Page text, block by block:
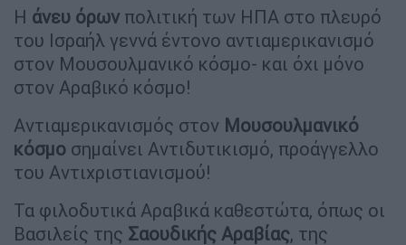
Η άνευ όρων πολιτική των ΗΠΑ στο πλευρό
του Ισραήλ γεννά έντονο αντιαμερικανισμό
στον Μουσουλμανικό κόσμο- και όχι μόνο
στον Αραβικό κόσμο!
Αντιαμερικανισμός στον Μουσουλμανικό
κόσμο σημαίνει Αντιδυτικισμό, προάγγελλο
του Αντιχριστιανισμού!
Τα φιλοδυτικά Αραβικά καθεστώτα, όπως οι
Βασιλείς της Σαουδικής Αραβίας, της